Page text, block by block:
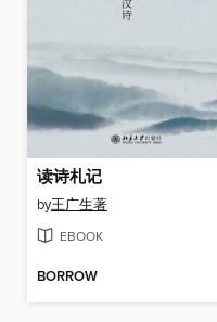
读诗札记
by王广生著
EBOOK
BORROW